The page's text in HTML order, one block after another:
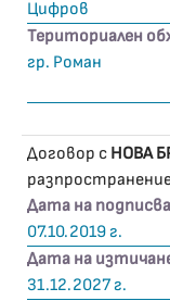
Цифров
Териториален
гр. Роман
Договор с НОВА
Дата на
07.10.2019 г.
Дата на
31.12.2027 г.